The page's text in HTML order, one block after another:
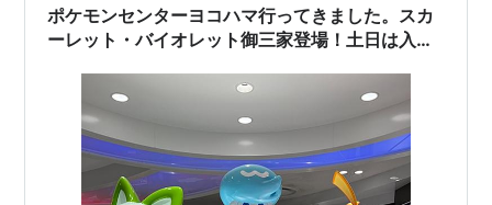
と父の様子を伺いながら、調整を重ね、…
ポケモンセンターヨコハマ行ってきました。スカ
ーレット・バイオレット御三家登場！土日は入場